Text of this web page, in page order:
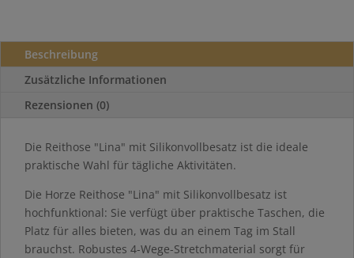
Beschreibung
Zusätzliche Informationen
Rezensionen (0)
Die Reithose "Lina" mit Silikonvollbesatz ist die ideale
praktische Wahl für tägliche Aktivitäten.
Die Horze Reithose "Lina" mit Silikonvollbesatz ist
hochfunktional: Sie verfügt über praktische Taschen, die
Platz für alles bieten, was du an einem Tag im Stall
brauchst. Robustes 4-Wege-Stretchmaterial sorgt für